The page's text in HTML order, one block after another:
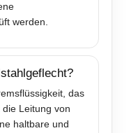
werden.
das
Leitung von
haltbare und